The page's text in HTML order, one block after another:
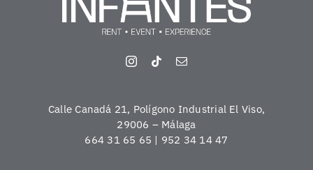
Calle Canadá 21, Polígono Industrial El Viso,
29006 – Málaga
664 31 65 65 | 952 34 14 47